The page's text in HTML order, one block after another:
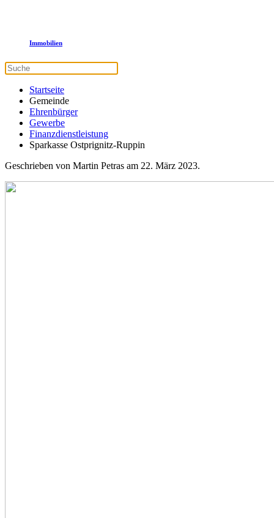
Immobilien
Startseite
Gemeinde
Ehrenbürger
Gewerbe
Finanzdienstleistung
Sparkasse Ostprignitz-Ruppin
Geschrieben von Martin Petras am 22. März 2023.